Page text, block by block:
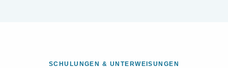
SCHULUNGEN & UNTERWEISUNGEN